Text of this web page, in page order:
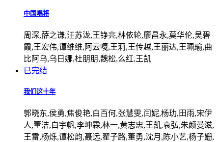
中国唱将
周深,薛之谦,汪苏泷,王铮亮,林依轮,廖昌永,莫华伦,吴碧
霞,王宏伟,谭维维,阿云嘎,王莉,王传越,王丽达,王珮瑜,曲
比阿乌,乌日娜,杜朋朋,魏松,么红,王凯
已完结
我们这十年
郭晓东,侯勇,焦俊艳,白百何,张慧雯,闫妮,杨玏,田雨,宋伊
人,董洁,白宇帆,李坤霖,林一,黄志忠,王凯,袁弘,朱颜曼滋,
王雷,杨烁,谭松韵,聂远,翟子路,董勇,沈月,陈小艺,杨子姗,